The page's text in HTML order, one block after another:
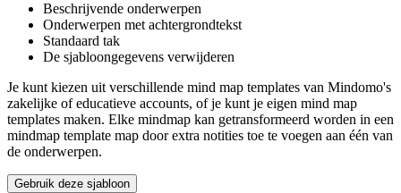
Beschrijvende onderwerpen
Onderwerpen met achtergrondtekst
Standaard tak
De sjabloongegevens verwijderen
Je kunt kiezen uit verschillende mind map templates van Mindomo's
zakelijke of educatieve accounts, of je kunt je eigen mind map
templates maken. Elke mindmap kan getransformeerd worden in een
mindmap template map door extra notities toe te voegen aan één van
de onderwerpen.
Gebruik deze sjabloon